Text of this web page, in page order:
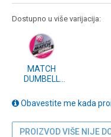
Dostupno u više varijacija:
MATCH
DUMBELL
8mm WHITE
CELL (MM3106)
Obavestite me kada
PROIZVOD VIŠE NIJE